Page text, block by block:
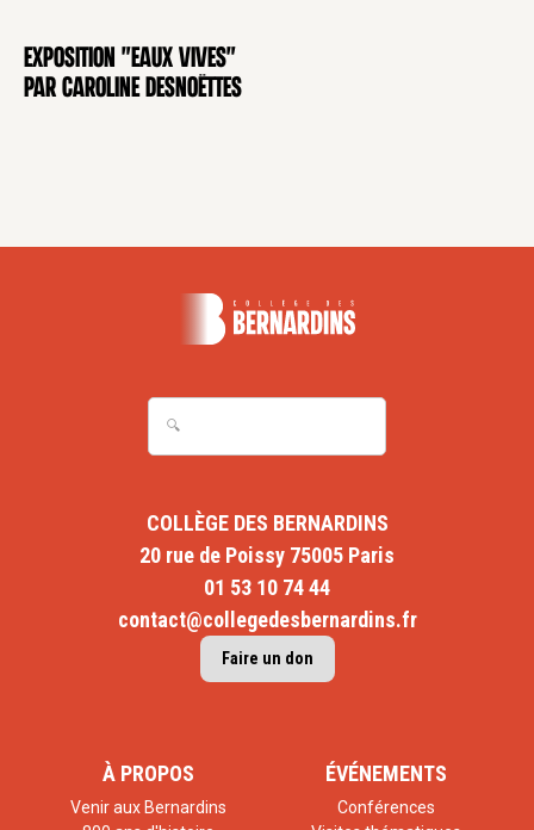
EXPOSITION
Exposition "Eaux Vives"
par Caroline Desnoëttes
COLLÈGE DES BERNARDINS
20 rue de Poissy 75005 Paris
01 53 10 74 44
contact@collegedesbernardins.fr
Faire un don
À PROPOS
Venir aux Bernardins
ÉVÉNEMENTS
Conférences